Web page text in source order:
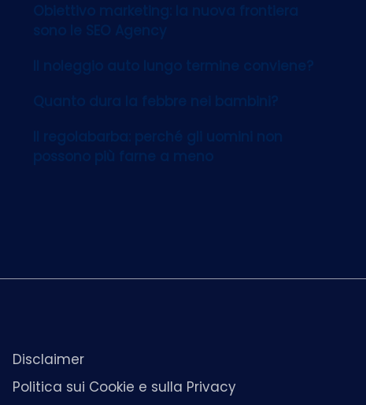
Obiettivo marketing: la nuova frontiera
sono le SEO Agency
Il noleggio auto lungo termine conviene?
Quanto dura la febbre nei bambini?
Il regolabarba: perché gli uomini non
possono più farne a meno
Disclaimer
Politica sui Cookie e sulla Privacy